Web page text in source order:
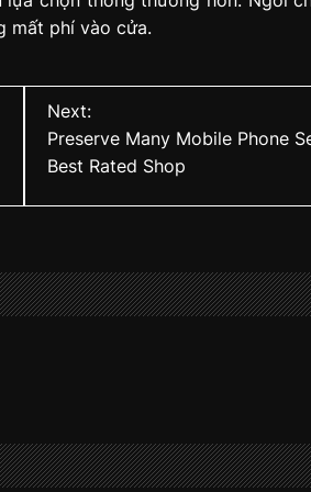
mất phí vào cửa.
Next:
Preserve Many Mobile Phone
Best Rated Shop